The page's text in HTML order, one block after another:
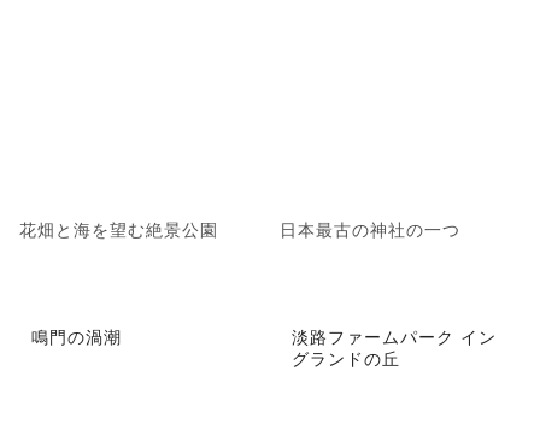
花畑と海を望む絶景公園 日本最古の神社の一つ
鳴門の渦潮
淡路ファームパーク イン
グランドの丘